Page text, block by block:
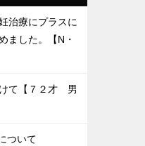
治療にプラスに
ました。【N・
て【７２才 男
ついて